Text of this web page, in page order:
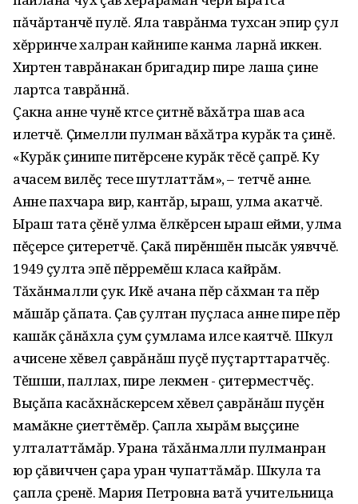
пăчăртанчĕ пулĕ. Яла таврăнма тухсан эпир çул
хĕрринче халран кайнипе канма ларнă иккен.
Хиртен таврăнакан бригадир пире лаша çине
лартса таврăннă.
Çакна анне чунĕ кӱтсе çитнĕ вăхăтра шав аса
илетчĕ. Ҫимелли пулман вăхăтра курăк та çинĕ.
«Курăк çинипе питĕрсене курăк тĕсĕ çапрĕ. Ку
ачасем вилĕç тесе шутлаттăм», – тетчĕ анне.
Анне пахчара вир, кантăр, ыраш, улма акатчĕ.
Ыраш тата çĕнĕ улма ĕлкĕрсен ыраш ейми, улма
пĕçерсе çитеретчĕ. Ҫакă пирĕншĕн пысăк уявччĕ.
1949 çулта эпĕ пĕрремĕш класа кайрăм.
Тăхăнмалли çук. Икĕ ачана пĕр сăхман та пĕр
мăшăр çăпата. Ҫав çултан пуçласа анне пире пĕр
кашăк çăнăхла çум çумлама илсе каятчĕ. Шкул
ачисене хĕвел çаврăнăш пуçĕ пуçтарттаратчĕç.
Тĕшши, паллах, пире лекмен - çитерместчĕç.
Выçăпа касăхнăскерсем хĕвел çаврăнăш пуçĕн
мамăкне çиеттĕмĕр. Ҫапла хырăм выççине
улталаттăмăр. Урана тăхăнмалли пулманран
юр çăвиччен çара уран чупаттăмăр. Шкула та
çапла çӱренĕ. Мария Петровна ватă учительница